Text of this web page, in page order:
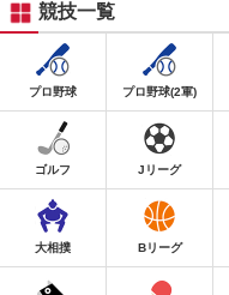
競技一覧
プロ野球 プロ野球(2軍)
ゴルフ Jリーグ
大相撲 Bリーグ